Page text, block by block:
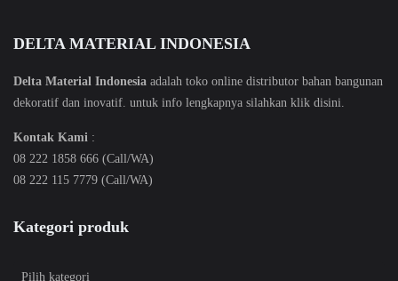
DELTA MATERIAL INDONESIA
Delta Material Indonesia adalah toko online distributor bahan bangunan
dekoratif dan inovatif. untuk info lengkapnya silahkan klik disini.
Kontak Kami :
08 222 1858 666 (Call/WA)
08 222 115 7779 (Call/WA)
Kategori produk